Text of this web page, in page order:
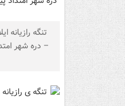
تنگه رازیانه
– دره شهر